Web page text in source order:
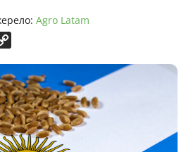
Agro Latam